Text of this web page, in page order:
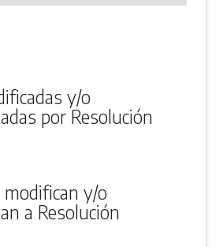
y/o
por Resolución
y/o
a Resolución